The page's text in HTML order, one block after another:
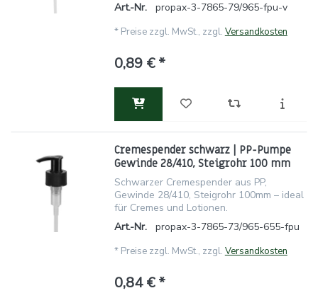
Art.-Nr.
propax-3-7865-79/965-fpu-v
* Preise zzgl. MwSt., zzgl. Versandkosten
0,89 € *
Cremespender schwarz | PP-Pumpe
Gewinde 28/410, Steigrohr 100 mm
Schwarzer Cremespender aus PP,
Gewinde 28/410, Steigrohr 100mm – ideal
für Cremes und Lotionen.
Art.-Nr.
propax-3-7865-73/965-655-fpu
* Preise zzgl. MwSt., zzgl. Versandkosten
0,84 € *